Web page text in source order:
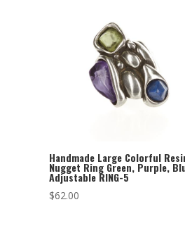
Handmade Large Colorful
Nugget Ring Green, Purple,
Adjustable RING-5
$62.00